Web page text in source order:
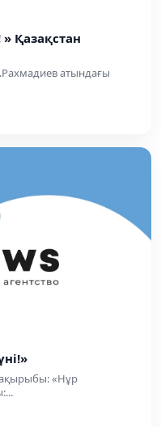
Қазақстан
атындағы
«Нұр